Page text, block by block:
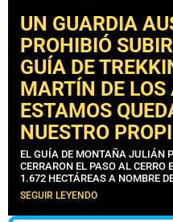
UN GUARDIA
PROHIBIÓ
GUÍA DE
MARTÍN DE LOS
ESTAMOS
NUESTRO
EL GUÍA DE MONTAÑA JULIÁN
CERRARON EL PASO AL CERRO
1.672 HECTÁREAS A NOMBRE
SEGUIR LEYENDO